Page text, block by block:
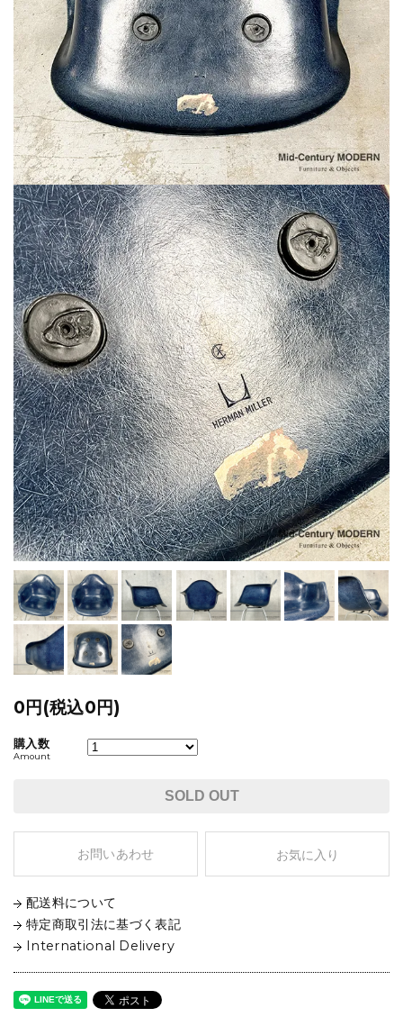
0円(税込0円)
購入数
Amount
SOLD OUT
お問いあわせ お気に入り
配送料について
特定商取引法に基づく表記
International Delivery